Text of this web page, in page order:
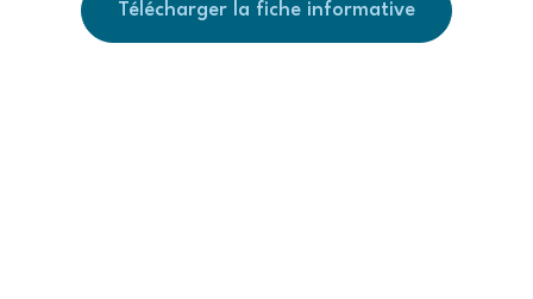
Télécharger la fiche informative